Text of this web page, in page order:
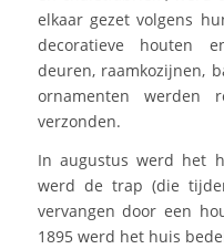
elkaar gezet volgens
decoratieve houten
deuren, raamkozijnen,
ornamenten werden
verzonden.
In augustus werd het
werd de trap (die
vervangen door een
1895 werd het huis